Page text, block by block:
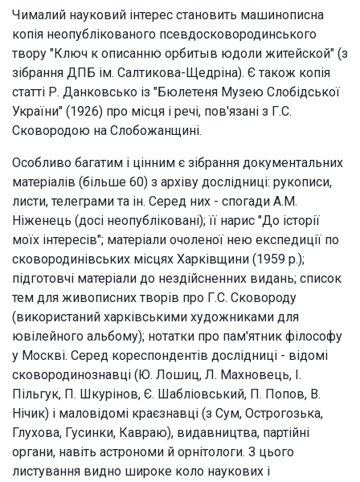
Чималий науковий інтерес становить машинописна
копія неопублікованого псевдосковородинського
твору "Ключ к описанню орбитыв юдоли житейской" (з
зібрання ДПБ ім. Салтикова-Щедріна). Є також копія
статті Р. Данковсько із "Бюлетеня Музею Слобідської
України" (1926) про місця і речі, пов'язані з Г.С.
Сковородою на Слобожанщині.
Особливо багатим і цінним є зібрання документальних
матеріалів (більше 60) з архіву дослідниці: рукописи,
листи, телеграми та ін. Серед них - спогади A.M.
Ніженець (досі неопубліковані); її нарис "До історії
моїх інтересів"; матеріали очоленої нею експедиції по
сковородинівських місцях Харківщини (1959 p.);
підготовчі матеріали до нездійсненних видань; список
тем для живописних творів про Г.С. Сковороду
(використаний харківськими художниками для
ювілейного альбому); нотатки про пам'ятник філософу
у Москві. Серед кореспондентів дослідниці - відомі
сковородинознавці (Ю. Лошиц, Л. Махновець, І.
Пільгук, П. Шкурінов, Є. Шабліовський, П. Попов, В.
Нічик) і маловідомі краєзнавці (з Сум, Острогозька,
Глухова, Гусинки, Кавраю), видавництва, партійні
органи, навіть астрономи й орнітологи. З цього
листування видно широке коло наукових і